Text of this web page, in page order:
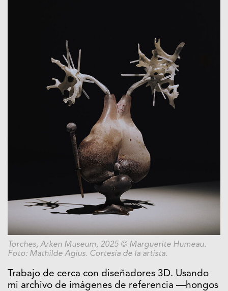
Torches, Arken Museum, 2025 © Marguerite Humeau.
Foto: Mathilde Agius. Cortesía de la artista.
Trabajo de cerca con diseñadores 3D. Usando
mi archivo de imágenes de referencia —hongos